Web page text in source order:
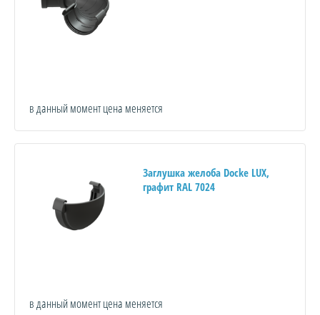
в данный момент цена меняется
Заглушка желоба Docke LUX,
графит RAL 7024
в данный момент цена меняется